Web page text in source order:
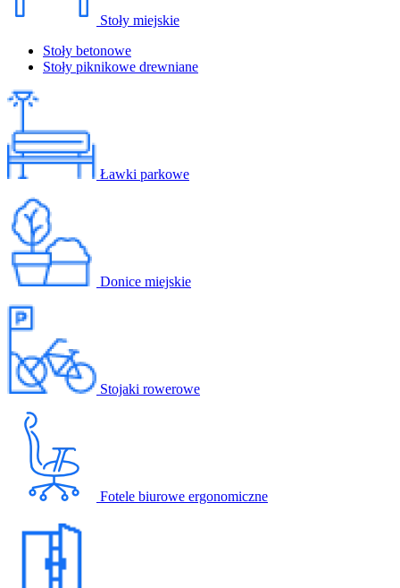
Stoły miejskie
Stoły betonowe
Stoły piknikowe drewniane
Ławki parkowe
Donice miejskie
Stojaki rowerowe
Fotele biurowe ergonomiczne